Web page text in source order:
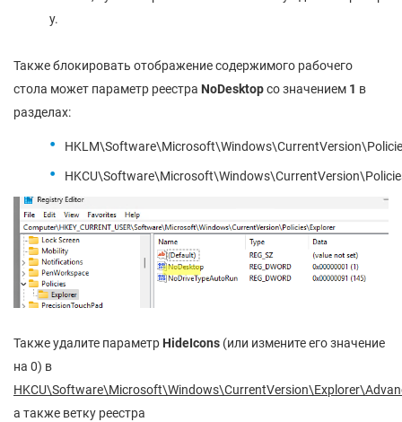
у.
Также блокировать отображение содержимого рабочего
стола может параметр реестра NoDesktopсо значением 1 в
разделах:
Также удалите параметр HideIcons (или измените его значение
на 0) в
а также ветку реестра